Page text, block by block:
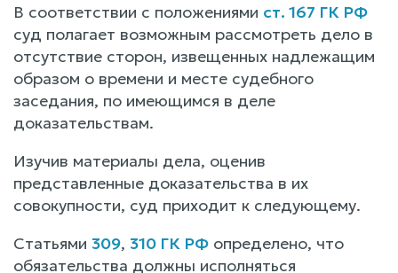
В соответствии с положениями ст. 167 ГК РФ
суд полагает возможным рассмотреть дело в
отсутствие сторон, извещенных надлежащим
образом о времени и месте судебного
заседания, по имеющимся в деле
доказательствам.
Изучив материалы дела, оценив
представленные доказательства в их
совокупности, суд приходит к следующему.
Статьями 309, 310 ГК РФ определено, что
обязательства должны исполняться